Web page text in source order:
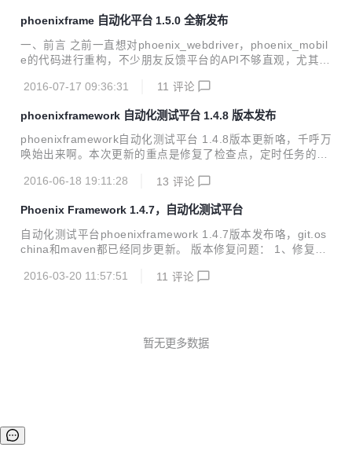
phoenixframe 自动化平台 1.5.0 全新发布
一、前言 之前一直想对phoenix_webdriver，phoenix_mobil
e的代码进行重构，不少朋友反馈平台的API不够直观，尤其是
觉，尤其在后续的功能扩展上也比较麻烦，随着用户量的增
多的问题。但苦于一直没有足够时间。趁这最近换工作间歇的
几天时间，狠下心来把这几个模块的代码好好重构了一下。 本
次重构除对重要模块代码重构外，对页面的js方法，页面功
新的感觉。 二、重构效果体验 重构之后的效果如下： 在de
2016-07-17 09:36:31 11 评论
phoenixframework 自动化测试平台 1.4.8 版本发布
phoenixframework自动化测试平台 1.4.8版本更新咯，千呼万
唤始出来啊。本次更新的重点是修复了检查点，定时任务的细
ehcache缓存，数据库连接池查看；更重要的是这个版本支持
hina及github均已同步更新。maven需要明天下午才能更新。
升级方式和war包下载地址请见官网： http://www.cewan.la
最新版本1.4.8版本升级的详细内容： phoenix_node:优化性
2016-06-18 19:11:28 13 评论
Phoenix Framework 1.4.7，自动化测试平台
自动化测试平台phoenixframework 1.4.7版本发布咯，git.os
china和maven都已经同步更新。 版本修复问题： 1、修复多
加对body参数的支持 3、对平台的各模块代码进行了部分重
试工具 7、抽离出了公共的phoenix_common模块 8、重构了
2016-03-20 11:57:51 11 评论
暂无更多数据